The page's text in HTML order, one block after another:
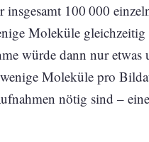
insgesamt 100 000
Moleküle gleichzeitig
würde dann nur
Moleküle pro
nötig sind –